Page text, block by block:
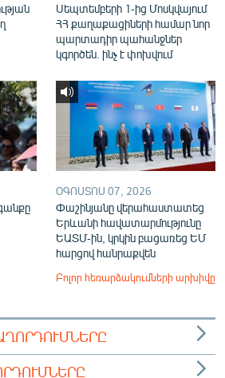
Սեպտեմբերի 1-ից Մոսկվայում
ՀՀ քաղաքացիների համար նոր
պարտադիր պահանջներ
կգործեն. ինչ է փոխվում
ՕԳՈՍՏՈՍ 07, 2026
Փաշինյանը վերահաստատեց
Երևանի հավատարմությունը
ԵԱՏՄ-ին, կրկին բացառեց ԵՄ
հարցով հանրաքվեն
Բոլոր հեռարձակումների արխիվը